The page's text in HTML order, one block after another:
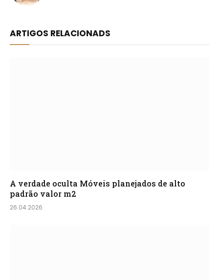
ARTIGOS RELACIONADS
A verdade oculta Móveis planejados de alto
padrão valor m2
26.04.2026